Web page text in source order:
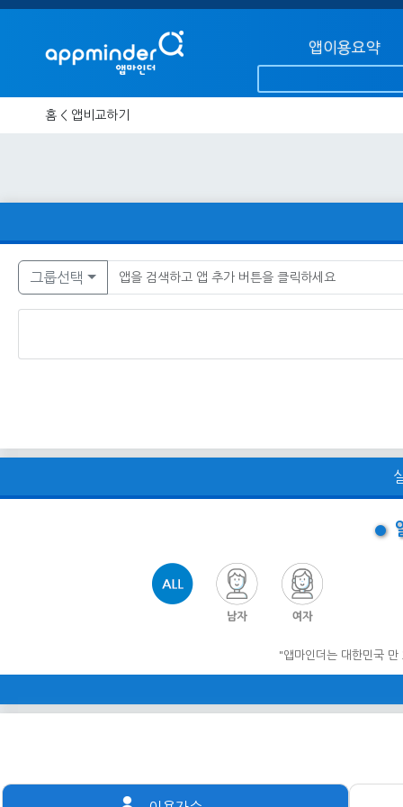
앱이용요약
홈 < 앱비교하기
그룹선택
여자
"앱마인더는 대한민국